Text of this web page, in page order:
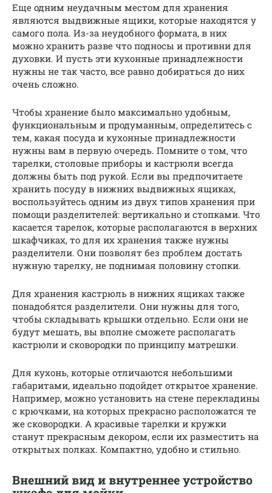
Еще одним неудачным местом для хранения
являются выдвижные ящики, которые находятся у
самого пола. Из-за неудобного формата, в них
можно хранить разве что подносы и противни для
духовки. И пусть эти кухонные принадлежности
нужны не так часто, все равно добираться до них
очень сложно.
Чтобы хранение было максимально удобным,
функциональным и продуманным, определитесь с
тем, какая посуда и кухонные принадлежности
нужны вам в первую очередь. Помните о том, что
тарелки, столовые приборы и кастрюли всегда
должны быть под рукой. Если вы предпочитаете
хранить посуду в нижних выдвижных ящиках,
воспользуйтесь одним из двух типов хранения при
помощи разделителей: вертикально и стопками. Что
касается тарелок, которые располагаются в верхних
шкафчиках, то для их хранения также нужны
разделители. Они позволят без проблем достать
нужную тарелку, не поднимая половину стопки.
Для хранения кастрюль в нижних ящиках также
понадобятся разделители. Они нужны для того,
чтобы складывать крышки отдельно. Если они не
будут мешать, вы вполне сможете располагать
кастрюли и сковородки по принципу матрешки.
Для кухонь, которые отличаются небольшими
габаритами, идеально подойдет открытое хранение.
Например, можно установить на стене перекладины
с крючками, на которых прекрасно расположатся те
же сковородки. А красивые тарелки и кружки
станут прекрасным декором, если их разместить на
открытых полках. Компактно, удобно и стильно.
Внешний вид и внутреннее устройство